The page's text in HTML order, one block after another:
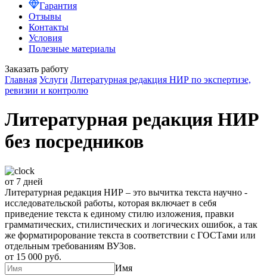
Гарантия
Отзывы
Контакты
Условия
Полезные материалы
Заказать работу
Главная Услуги Литературная редакция НИР по экспертизе,
ревизии и контролю
Литературная редакция НИР
без посредников
от 7 дней
Литературная редакция НИР – это вычитка текста научно -
исследовательской работы, которая включает в себя
приведение текста к единому стилю изложения, правки
грамматических, стилистических и логических ошибок, а так
же форматирорование текста в соответствии с ГОСТами или
отдельным требованиям ВУЗов.
от 15 000 руб.
Имя